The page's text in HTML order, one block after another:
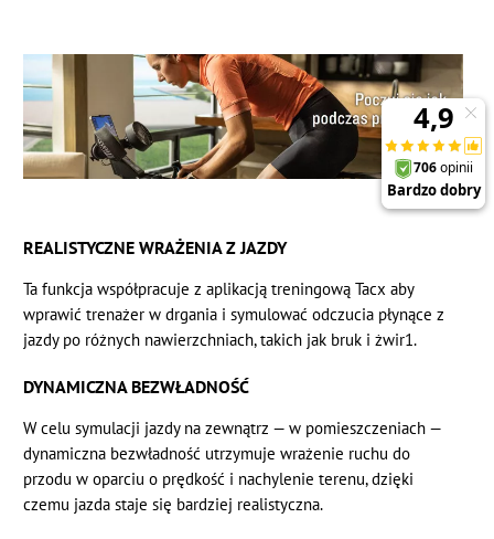
REALISTYCZNE WRAŻENIA Z JAZDY
Ta funkcja współpracuje z aplikacją treningową Tacx aby
wprawić trenażer w drgania i symulować odczucia płynące z
jazdy po różnych nawierzchniach, takich jak bruk i żwir1.
DYNAMICZNA BEZWŁADNOŚĆ
W celu symulacji jazdy na zewnątrz — w pomieszczeniach —
dynamiczna bezwładność utrzymuje wrażenie ruchu do
przodu w oparciu o prędkość i nachylenie terenu, dzięki
czemu jazda staje się bardziej realistyczna.